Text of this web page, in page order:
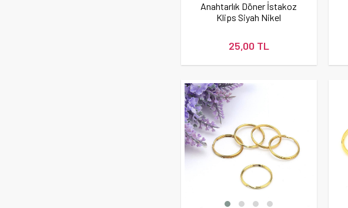
Anahtarlık Döner İstakoz
Klips Siyah Nikel
25,00 TL